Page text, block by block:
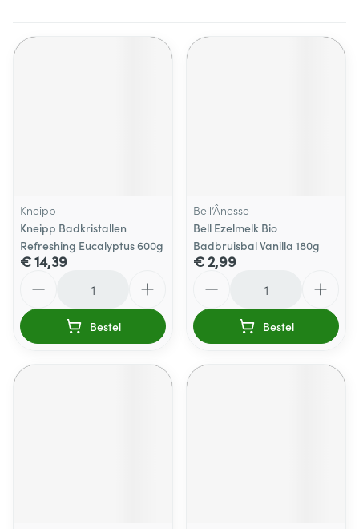
Kneipp
Kneipp Badkristallen
Refreshing Eucalyptus 600g
€ 14,39
Bestel
Bell’Ânesse
Bell Ezelmelk Bio
Badbruisbal Vanilla 180g
€ 2,99
Bestel